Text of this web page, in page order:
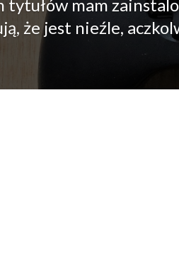
tytułów mam
że jest nieźle,